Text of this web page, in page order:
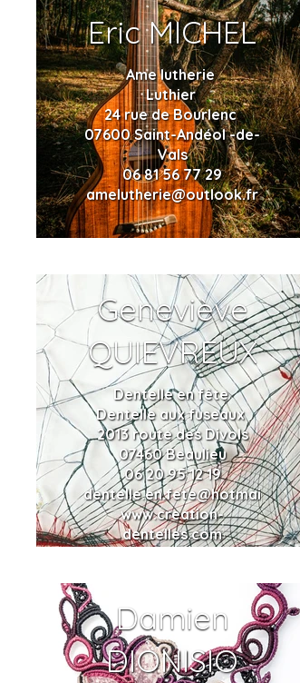
Eric MICHEL
Ame lutherie
Luthier
24 rue de Bourlenc
07600 Saint-Andéol -de-
Vals
06 81 56 77 29
amelutherie@outlook.fr
Geneviève
QUIEVREUX
Dentelle en fête
Dentelle aux fuseaux
2013 route des Divols
07460 Beaulieu
06 20 95 12 19
dentelle.en.fete@hotmail.com
www.creation-
dentelles.com
Damien
DIONISIO